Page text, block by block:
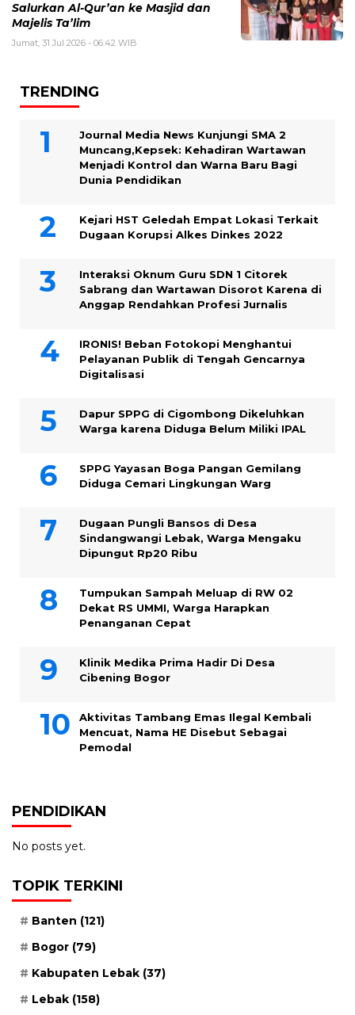
Salurkan Al-Qur’an ke Masjid dan
Majelis Ta’lim
Jumat, 31 Jul 2026 - 06:42 WIB
TRENDING
Journal Media News Kunjungi SMA 2
Muncang,Kepsek: Kehadiran Wartawan
Menjadi Kontrol dan Warna Baru Bagi
Dunia Pendidikan
Kejari HST Geledah Empat Lokasi Terkait
Dugaan Korupsi Alkes Dinkes 2022
Interaksi Oknum Guru SDN 1 Citorek
Sabrang dan Wartawan Disorot Karena di
Anggap Rendahkan Profesi Jurnalis
IRONIS! Beban Fotokopi Menghantui
Pelayanan Publik di Tengah Gencarnya
Digitalisasi
Dapur SPPG di Cigombong Dikeluhkan
Warga karena Diduga Belum Miliki IPAL
SPPG Yayasan Boga Pangan Gemilang
Diduga Cemari Lingkungan Warg
Dugaan Pungli Bansos di Desa
Sindangwangi Lebak, Warga Mengaku
Dipungut Rp20 Ribu
Tumpukan Sampah Meluap di RW 02
Dekat RS UMMI, Warga Harapkan
Penanganan Cepat
Klinik Medika Prima Hadir Di Desa
Cibening Bogor
Aktivitas Tambang Emas Ilegal Kembali
Mencuat, Nama HE Disebut Sebagai
Pemodal
PENDIDIKAN
No posts yet.
TOPIK TERKINI
Banten (121)
Bogor (79)
Kabupaten Lebak (37)
Lebak (158)